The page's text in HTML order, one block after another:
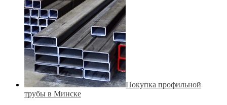
Покупка профильной
трубы в Минске